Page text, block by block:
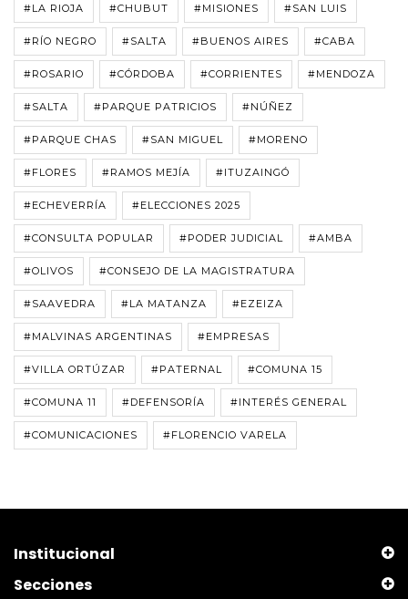
#LA RIOJA #CHUBUT #MISIONES #SAN LUIS
#RÍO NEGRO #SALTA #BUENOS AIRES #CABA
#ROSARIO #CÓRDOBA #CORRIENTES #MENDOZA
#SALTA #PARQUE PATRICIOS #NÚÑEZ
#PARQUE CHAS #SAN MIGUEL #MORENO
#FLORES #RAMOS MEJÍA #ITUZAINGÓ
#ECHEVERRÍA #ELECCIONES 2025
#CONSULTA POPULAR #PODER JUDICIAL #AMBA
#OLIVOS #CONSEJO DE LA MAGISTRATURA
#SAAVEDRA #LA MATANZA #EZEIZA
#MALVINAS ARGENTINAS #EMPRESAS
#VILLA ORTÚZAR #PATERNAL #COMUNA 15
#COMUNA 11 #DEFENSORÍA #INTERÉS GENERAL
#COMUNICACIONES #FLORENCIO VARELA
Institucional
Secciones